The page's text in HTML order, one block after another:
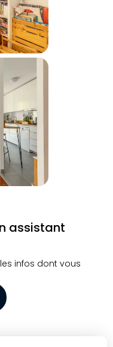
assistant
infos dont vous